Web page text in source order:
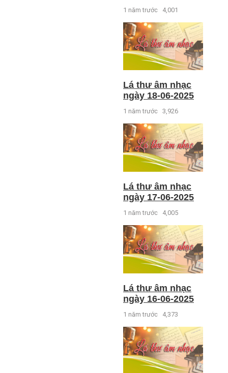
1 năm trước 4,001
Lá thư âm nhạc
ngày 18-06-2025
1 năm trước 3,926
Lá thư âm nhạc
ngày 17-06-2025
1 năm trước 4,005
Lá thư âm nhạc
ngày 16-06-2025
1 năm trước 4,373